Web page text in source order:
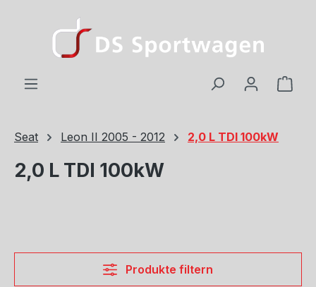
Zum Hauptinhalt springen
Seat Leon II 2005 - 2012 2,0 L TDI 100kW
2,0 L TDI 100kW
Produkte filtern